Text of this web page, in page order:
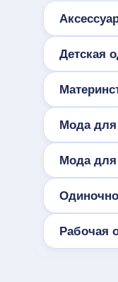
Детская
Мода
Мода
Рабочая